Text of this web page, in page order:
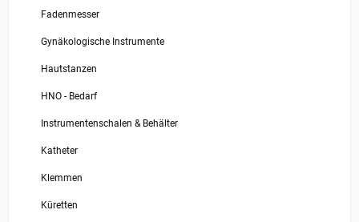
Fadenmesser
Gynäkologische Instrumente
Hautstanzen
HNO - Bedarf
Instrumentenschalen & Behälter
Katheter
Klemmen
Küretten